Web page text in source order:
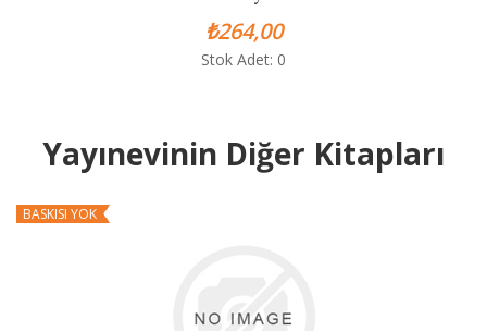
₺264,00
Stok Adet: 0
Yayınevinin Diğer Kitapları
BASKISI YOK